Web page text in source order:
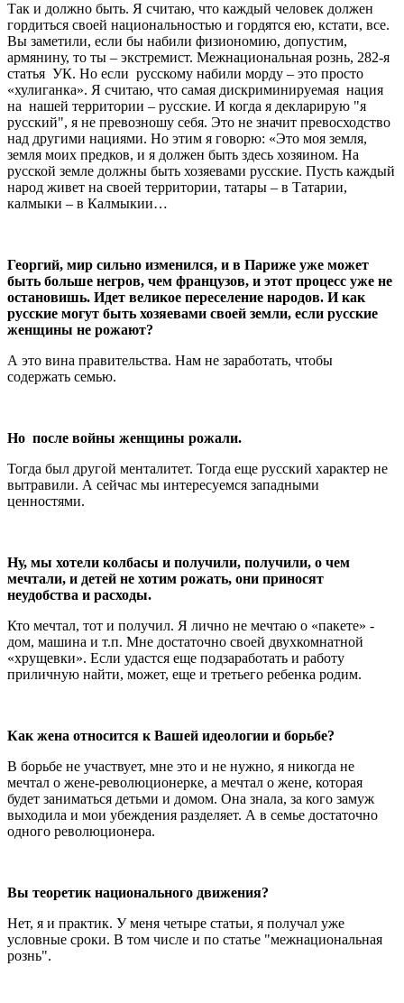
Так и должно быть. Я считаю, что каждый человек должен
гордиться своей национальностью и гордятся ею, кстати, все.
Вы заметили, если бы набили физиономию, допустим,
армянину, то ты – экстремист. Межнациональная рознь, 282-я
статья УК. Но если русскому набили морду – это просто
«хулиганка». Я считаю, что самая дискриминируемая нация
на нашей территории – русские. И когда я декларирую "я
русский", я не превозношу себя. Это не значит превосходство
над другими нациями. Но этим я говорю: «Это моя земля,
земля моих предков, и я должен быть здесь хозяином. На
русской земле должны быть хозяевами русские. Пусть каждый
народ живет на своей территории, татары – в Татарии,
калмыки – в Калмыкии…
Георгий, мир сильно изменился, и в Париже уже может
быть больше негров, чем французов, и этот процесс уже не
остановишь. Идет великое переселение народов. И как
русские могут быть хозяевами своей земли, если русские
женщины не рожают?
А это вина правительства. Нам не заработать, чтобы
содержать семью.
Но после войны женщины рожали.
Тогда был другой менталитет. Тогда еще русский характер не
вытравили. А сейчас мы интересуемся западными
ценностями.
Ну, мы хотели колбасы и получили, получили, о чем
мечтали, и детей не хотим рожать, они приносят
неудобства и расходы.
Кто мечтал, тот и получил. Я лично не мечтаю о «пакете» -
дом, машина и т.п. Мне достаточно своей двухкомнатной
«хрущевки». Если удастся еще подзаработать и работу
приличную найти, может, еще и третьего ребенка родим.
Как жена относится к Вашей идеологии и борьбе?
В борьбе не участвует, мне это и не нужно, я никогда не
мечтал о жене-революционерке, а мечтал о жене, которая
будет заниматься детьми и домом. Она знала, за кого замуж
выходила и мои убеждения разделяет. А в семье достаточно
одного революционера.
Вы теоретик национального движения?
Нет, я и практик. У меня четыре статьи, я получал уже
условные сроки. В том числе и по статье "межнациональная
рознь".